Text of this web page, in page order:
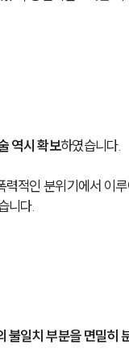
역시 확보하였습니다.
적인 분위기에서 이
니다.
불일치 부분을 면밀히